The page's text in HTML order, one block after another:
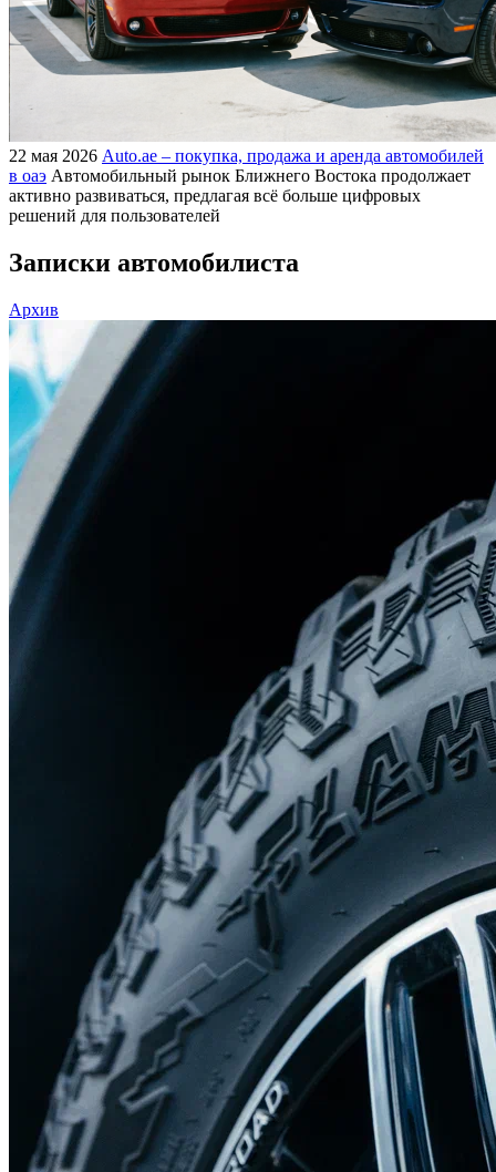
22 мая 2026 Auto.ae – покупка, продажа и аренда автомобилей
в оаэ Автомобильный рынок Ближнего Востока продолжает
активно развиваться, предлагая всё больше цифровых
решений для пользователей
Записки автомобилиста
Архив